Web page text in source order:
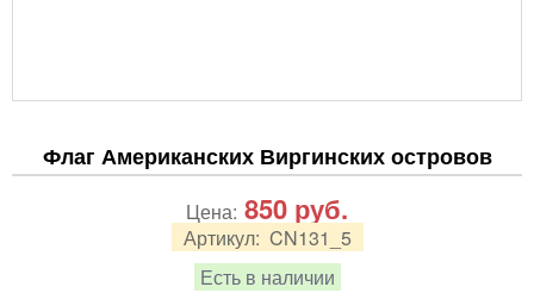
Флаг Американских Виргинских островов
Артикул: CN131_5
Есть в наличии
Цена: 850 руб.